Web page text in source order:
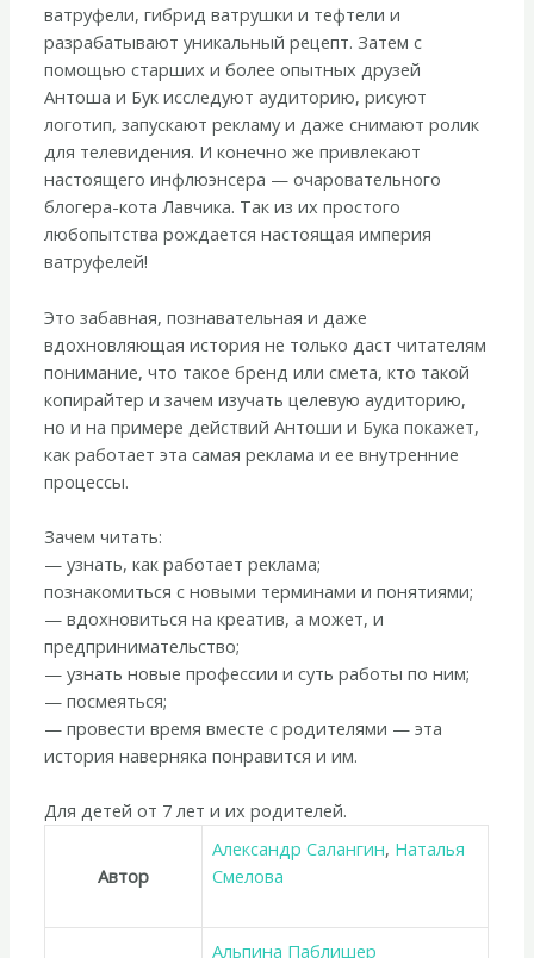
ватруфели, гибрид ватрушки и тефтели и
разрабатывают уникальный рецепт. Затем с
помощью старших и более опытных друзей
Антоша и Бук исследуют аудиторию, рисуют
логотип, запускают рекламу и даже снимают ролик
для телевидения. И конечно же привлекают
настоящего инфлюэнсера — очаровательного
блогера-кота Лавчика. Так из их простого
любопытства рождается настоящая империя
ватруфелей!
Это забавная, познавательная и даже
вдохновляющая история не только даст читателям
понимание, что такое бренд или смета, кто такой
копирайтер и зачем изучать целевую аудиторию,
но и на примере действий Антоши и Бука покажет,
как работает эта самая реклама и ее внутренние
процессы.
Зачем читать:
— узнать, как работает реклама;
познакомиться с новыми терминами и понятиями;
— вдохновиться на креатив, а может, и
предпринимательство;
— узнать новые профессии и суть работы по ним;
— посмеяться;
— провести время вместе с родителями — эта
история наверняка понравится и им.
Для детей от 7 лет и их родителей.
Автор
Александр Салангин, Наталья
Смелова
Альпина Паблишер